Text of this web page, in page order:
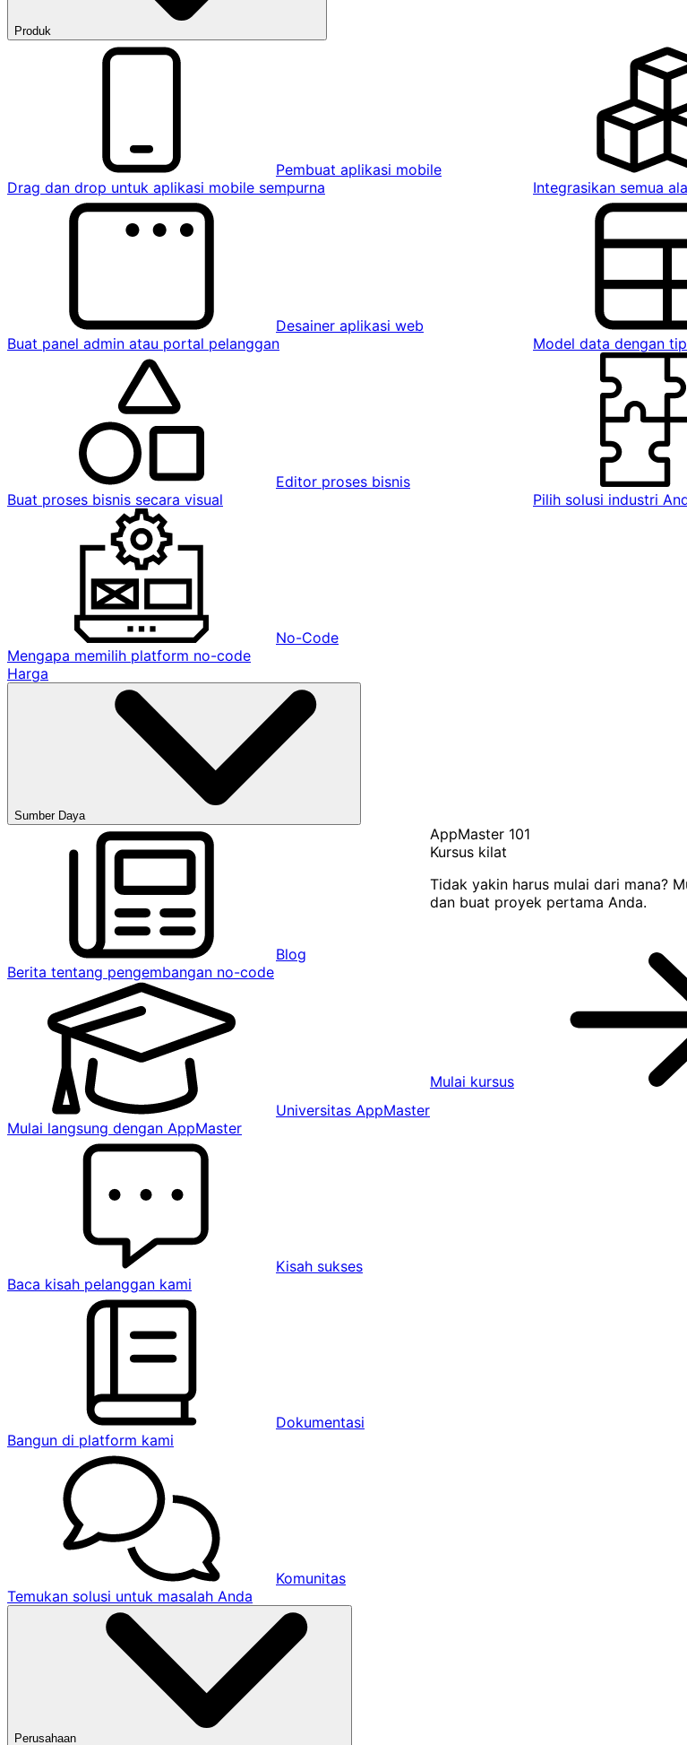
Produk
Pembuat aplikasi mobile
Drag dan drop untuk aplikasi mobile sempurna
Integrasikan semua
Desainer aplikasi web
Buat panel admin atau portal pelanggan
Model data dengan
Editor proses bisnis
Buat proses bisnis secara visual
Pilih solusi industri
No-Code
Mengapa memilih platform no-code
Harga
Sumber Daya
Blog
Berita tentang pengembangan no-code
Universitas AppMaster
Mulai langsung dengan AppMaster
Kisah sukses
Baca kisah pelanggan kami
Dokumentasi
Bangun di platform kami
Komunitas
Temukan solusi untuk masalah Anda
AppMaster 101
Kursus kilat
Tidak yakin harus mulai dari mana?
dan buat proyek pertama Anda.
Mulai kursus
Perusahaan